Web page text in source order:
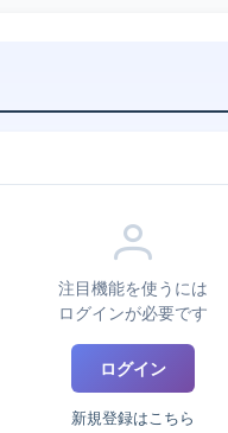
注目機能を使うには
ログインが必要です
ログイン
新規登録はこちら